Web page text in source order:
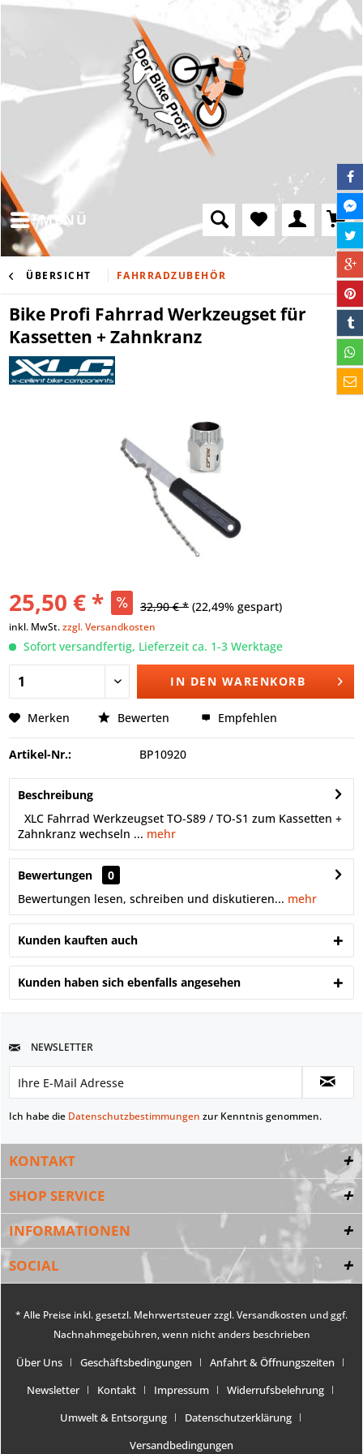
MENÜ
ÜBERSICHT FAHRRADZUBEHÖR
Bike Profi Fahrrad Werkzeugset für
Kassetten + Zahnkranz
25,50 € * 32,90 € * (22,49% gespart)
inkl. MwSt.zzgl. Versandkosten
Sofort versandfertig, Lieferzeit ca. 1-3 Werktage
IN DEN WARENKORB
Merken Bewerten Empfehlen
Artikel-Nr.: BP10920
Beschreibung
XLC Fahrrad Werkzeugset TO-S89 / TO-S1 zum Kassetten +
Zahnkranz wechseln ... mehr
Bewertungen
0
Bewertungen lesen, schreiben und diskutieren... mehr
Kunden kauften auch
Kunden haben sich ebenfalls angesehen
NEWSLETTER
Ich habe die Datenschutzbestimmungen zur Kenntnis genommen.
KONTAKT
SHOP SERVICE
INFORMATIONEN
SOCIAL
* Alle Preise inkl. gesetzl. Mehrwertsteuer zzgl.Versandkosten und ggf.
Nachnahmegebühren, wenn nicht anders beschrieben
Über Uns Geschäftsbedingungen
Anfahrt & Öffnungszeiten
Newsletter
Kontakt Impressum
Widerrufsbelehrung
Umwelt & Entsorgung
Datenschutzerklärung
Versandbedingungen